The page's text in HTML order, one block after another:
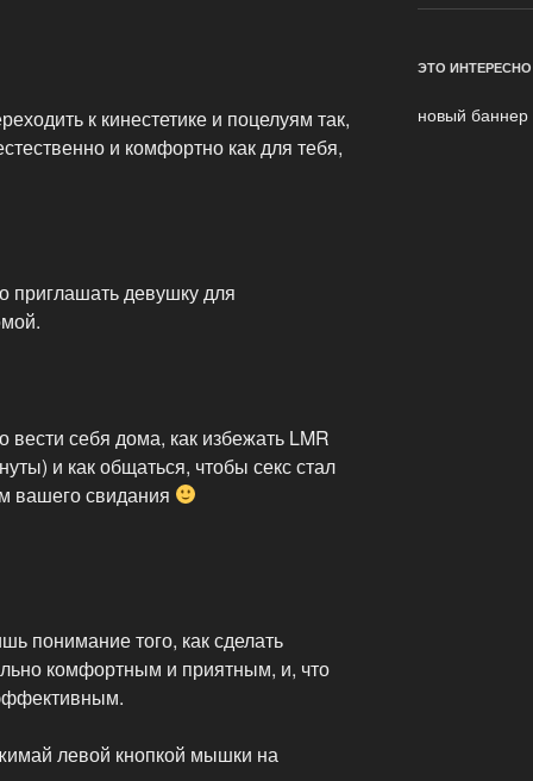
к кинестетике и поцелуям так,
и комфортно как для тебя,
приглашать девушку для
вести себя дома, как избежать LMR
и как общаться, чтобы секс стал
вашего свидания
понимание того, как сделать
комфортным и приятным, и, что
левой кнопкой мышки на
ЭТО ИНТЕРЕСНО
новый баннер